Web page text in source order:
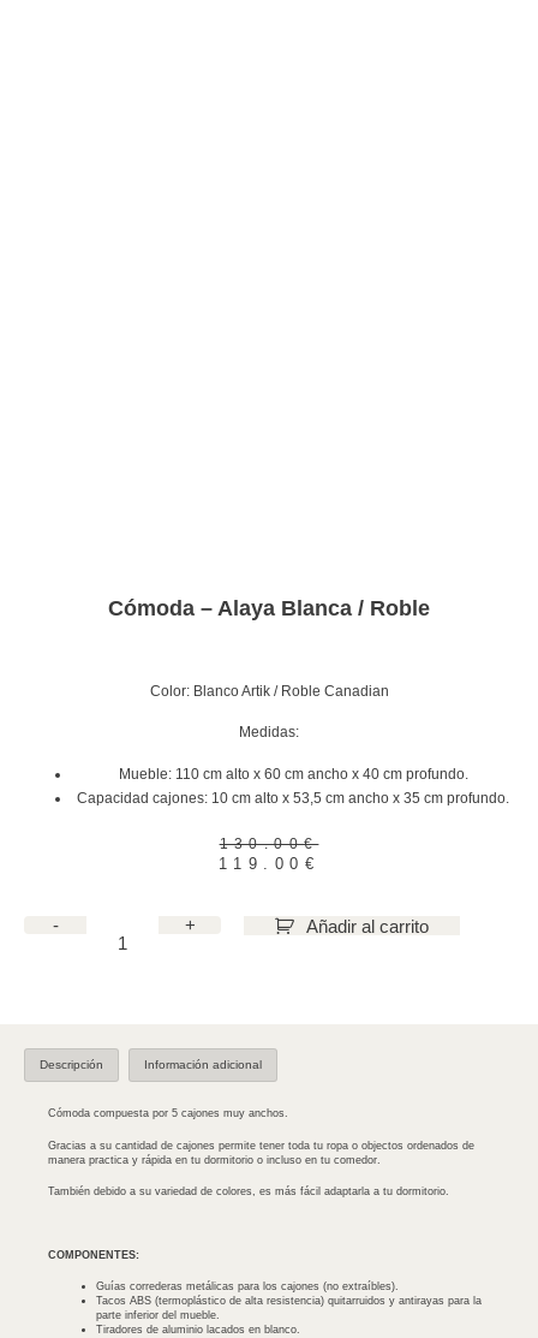
Cómoda – Alaya Blanca / Roble
Color: Blanco Artik / Roble Canadian
Medidas:
Mueble: 110 cm alto x 60 cm ancho x 40 cm profundo.
Capacidad cajones: 10 cm alto x 53,5 cm ancho x 35 cm profundo.
130.00€
119.00 €
- + Añadir al carrito
Descripción Información adicional
Cómoda compuesta por 5 cajones muy anchos.
Gracias a su cantidad de cajones permite tener toda tu ropa o objectos ordenados de
manera practica y rápida en tu dormitorio o incluso en tu comedor.
También debido a su variedad de colores, es más fácil adaptarla a tu dormitorio.
COMPONENTES:
Guías correderas metálicas para los cajones (no extraíbles).
Tacos ABS (termoplástico de alta resistencia) quitarruidos y antirayas para la
parte inferior del mueble.
Tiradores de aluminio lacados en blanco.